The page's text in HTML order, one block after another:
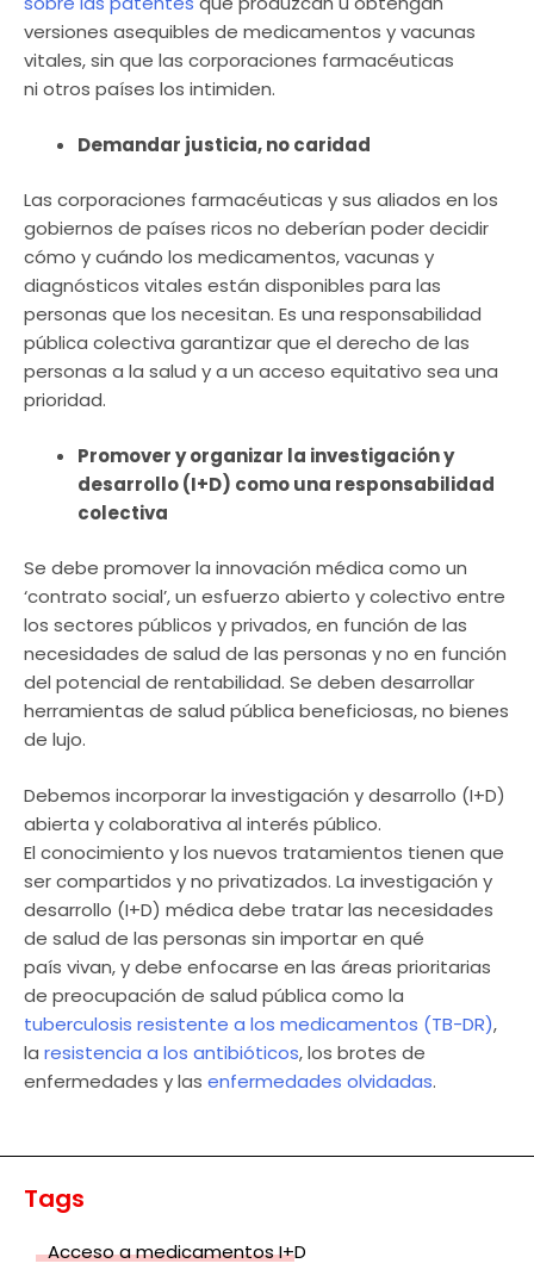
versiones asequibles de medicamentos y vacunas
vitales, sin que las corporaciones farmacéuticas
ni otros países los intimiden.
Demandar justicia, no caridad
Las corporaciones farmacéuticas y sus aliados en los
gobiernos de países ricos no deberían poder decidir
cómo y cuándo los medicamentos, vacunas y
diagnósticos vitales están disponibles para las
personas que los necesitan. Es una responsabilidad
pública colectiva garantizar que el derecho de las
personas a la salud y a un acceso equitativo sea una
prioridad.
Promover y organizar la investigación y
desarrollo (I+D) como una responsabilidad
colectiva
Se debe promover la innovación médica como un
‘contrato social’, un esfuerzo abierto y colectivo entre
los sectores públicos y privados, en función de las
necesidades de salud de las personas y no en función
del potencial de rentabilidad. Se deben desarrollar
herramientas de salud pública beneficiosas, no bienes
de lujo.
Debemos incorporar la investigación y desarrollo (I+D)
abierta y colaborativa al interés público.
El conocimiento y los nuevos tratamientos tienen que
ser compartidos y no privatizados. La investigación y
desarrollo (I+D) médica debe tratar las necesidades
de salud de las personas sin importar en qué
país vivan, y debe enfocarse en las áreas prioritarias
de preocupación de salud pública como la
tuberculosis resistente a los medicamentos (TB-DR),
la resistencia a los antibióticos, los brotes de
enfermedades y las enfermedades olvidadas.
Tags
Acceso a medicamentos I+D